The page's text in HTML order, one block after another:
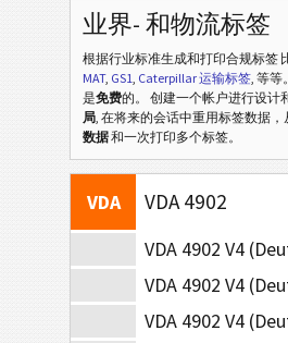
业界- 和物流标签
根据行业标准生成和打印合规标签
MAT, GS1, Caterpillar 运输标签, 等等
是免费的。 创建一个帐户进行设计
局, 在将来的会话中重用标签数据，
数据和一次打印多个标签。
VDA VDA 4902
VDA 4902 V4
VDA 4902 V4